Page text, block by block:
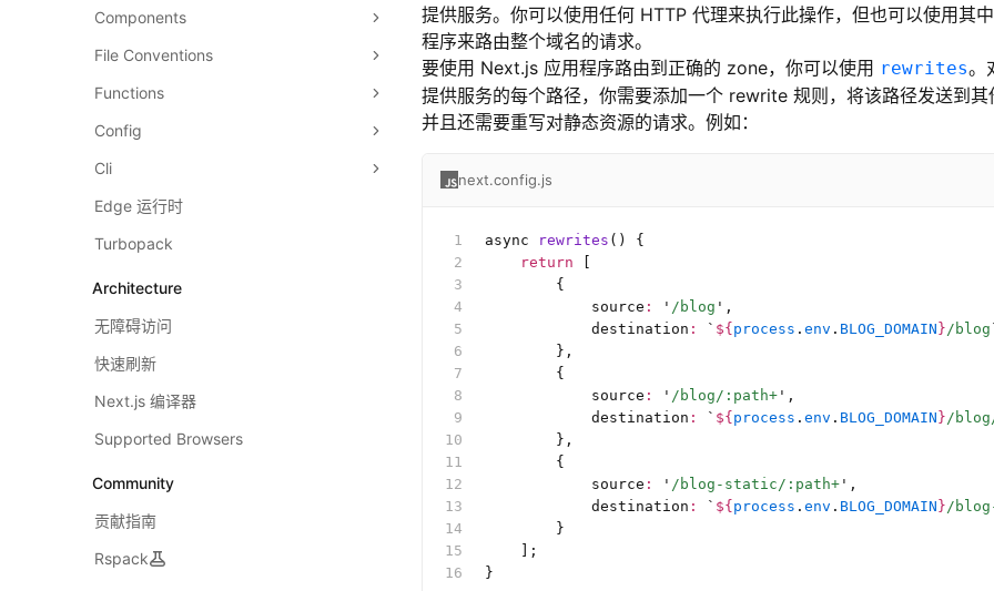
Components
File Conventions
Functions
Config
Cli
Edge 运行时
Turbopack
Architecture
无障碍访问
快速刷新
Next.js 编译器
Supported Browsers
Community
贡献指南
Rspack
提供服务。你可以使用任何 HTTP 代理来执行此操作，但也可以使用其
程序来路由整个域名的请求。
要使用 Next.js 应用程序路由到正确的 zone，你可以使用 rewrites。
提供服务的每个路径，你需要添加一个 rewrite 规则，将该路径发送到其
并且还需要重写对静态资源的请求。例如：
next.config.js
async rewrites () {
    return
        {
            source
: ' /blog ' ,
            destination
: ` ${ process . env . BLOG_DOMAIN } /blog
        },
        {
            source
: ' /blog/:path+ ' ,
            destination
: ` ${ process . env . BLOG_DOMAIN } /
        },
        {
            source
: ' /blog-static/:path+ ' ,
            destination
: ` ${ process . env . BLOG_DOMAIN } /
        }
    ];
}